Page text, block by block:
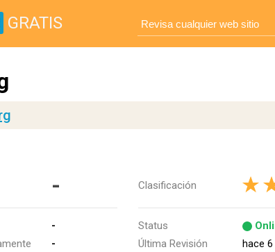
GRATIS
-
-
-
Clasificación
Status
Última Revisión
hace